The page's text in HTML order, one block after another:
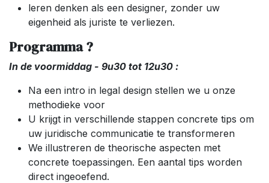
leren denken als een designer, zonder uw
eigenheid als juriste te verliezen.
Programma ?
In de voormiddag - 9u30 tot 12u30 :
Na een intro in legal design stellen we u onze
methodieke voor
U krijgt in verschillende stappen concrete tips om
uw juridische communicatie te transformeren
We illustreren de theorische aspecten met
concrete toepassingen. Een aantal tips worden
direct ingeoefend.